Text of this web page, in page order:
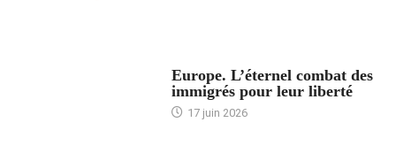
Europe. L’éternel combat des
immigrés pour leur liberté
17 juin 2026